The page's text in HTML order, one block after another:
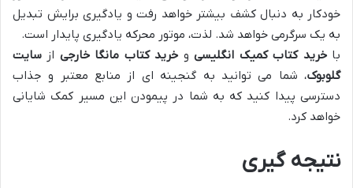
خودکار به دنبال کشف بیشتر خواهد رفت و یادگیری برایش تبدیل
به یک سرگرمی خواهد شد. لذت، موتور محرکه یادگیری پایدار است.
باخرید کتاب کمیک انگلیسیو خرید کتاب مانگا خارجی از سایت
گلوبوک، شما می توانید به گنجینه ای از منابع معتبر و جذاب
دسترسی پیدا کنید که به شما در پیمودن این مسیر کمک شایانی
خواهد کرد.
نتیجه گیری